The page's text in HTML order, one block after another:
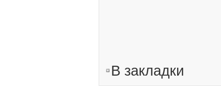
В закладки